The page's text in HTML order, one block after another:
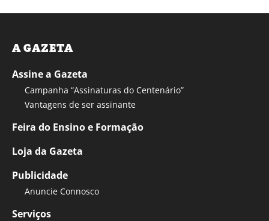
A GAZETA
Assine a Gazeta
Campanha “Assinaturas do Centenário”
Vantagens de ser assinante
Feira do Ensino e Formação
Loja da Gazeta
Publicidade
Anuncie Connosco
Serviços